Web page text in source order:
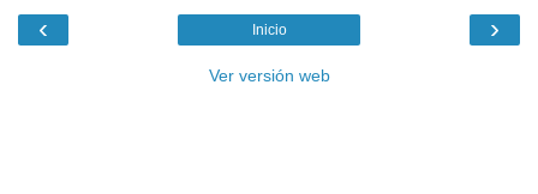
‹ ›
Inicio
Ver versión web